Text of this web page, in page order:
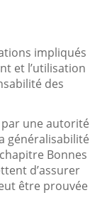
impliqués
et l’utilisation
des
une autorité
généralisabilité
Bonnes
d’assurer
être prouvée